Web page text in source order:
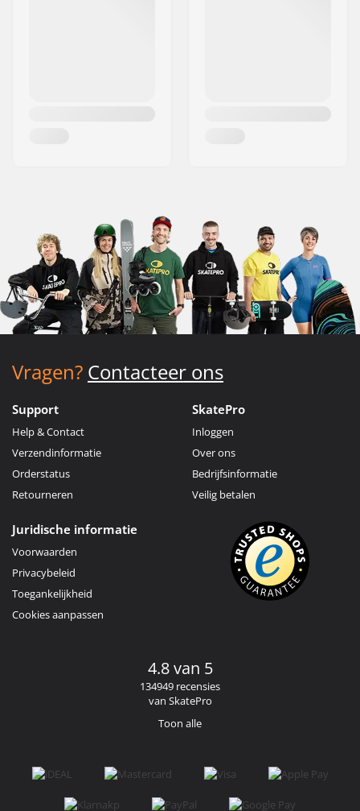
Vragen? Contacteer ons
Support
Help & Contact
Verzendinformatie
Orderstatus
Retourneren
SkatePro
Inloggen
Over ons
Bedrijfsinformatie
Veilig betalen
Juridische informatie
Voorwaarden
Privacybeleid
Toegankelijkheid
Cookies aanpassen
4.8 van 5
134949 recensies
van SkatePro
Toon alle